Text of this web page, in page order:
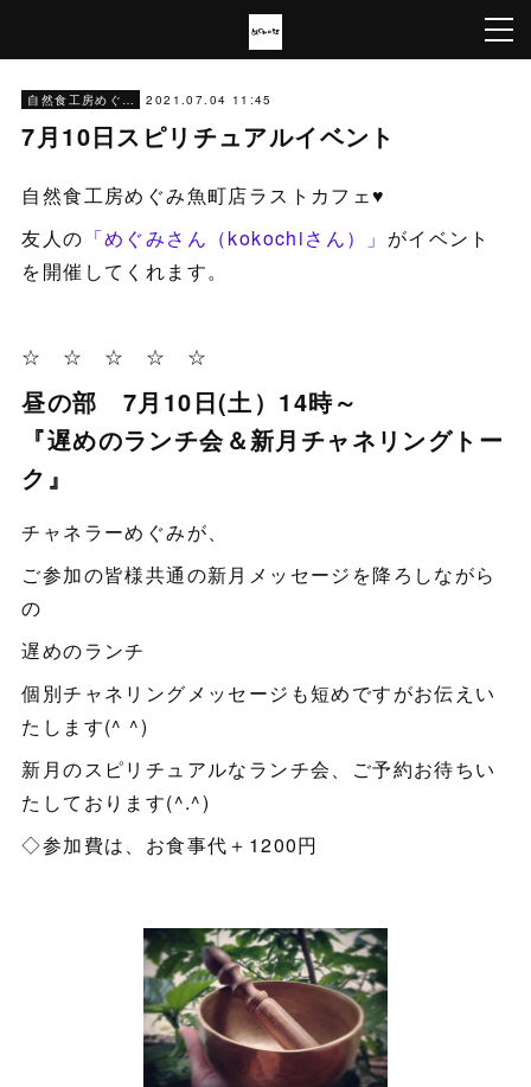
自然食工房めぐみ 2021.07.04 11:45
7月10日スピリチュアルイベント
自然食工房めぐみ魚町店ラストカフェ♥
友人の 「めぐみさん（kokochiさん）」 がイベント
を開催してくれます。
☆ ☆ ☆ ☆ ☆
昼の部 7月10日(土）14時～
『遅めのランチ会＆新月チャネリングトー
ク』
チャネラーめぐみが、
ご参加の皆様共通の新月メッセージを降ろしながら
の
遅めのランチ
個別チャネリングメッセージも短めですがお伝えい
たします(^ ^)
新月のスピリチュアルなランチ会、ご予約お待ちい
たしております(^.^)
◇参加費は、お食事代＋1200円